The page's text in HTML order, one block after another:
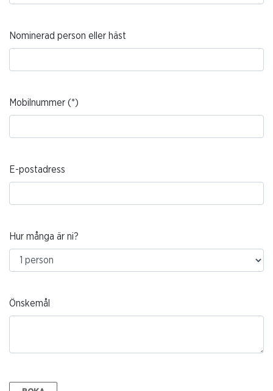
Nominerad person eller häst
Mobilnummer
E-postadress
Hur många är ni?
Önskemål